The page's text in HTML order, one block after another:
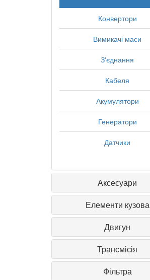
Конвертори
Вимикачі маси
З'єднання
Кабеля
Акумулятори
Генератори
Датчики
Аксесуари
Елементи кузова
Двигун
Трансмісія
Фільтра